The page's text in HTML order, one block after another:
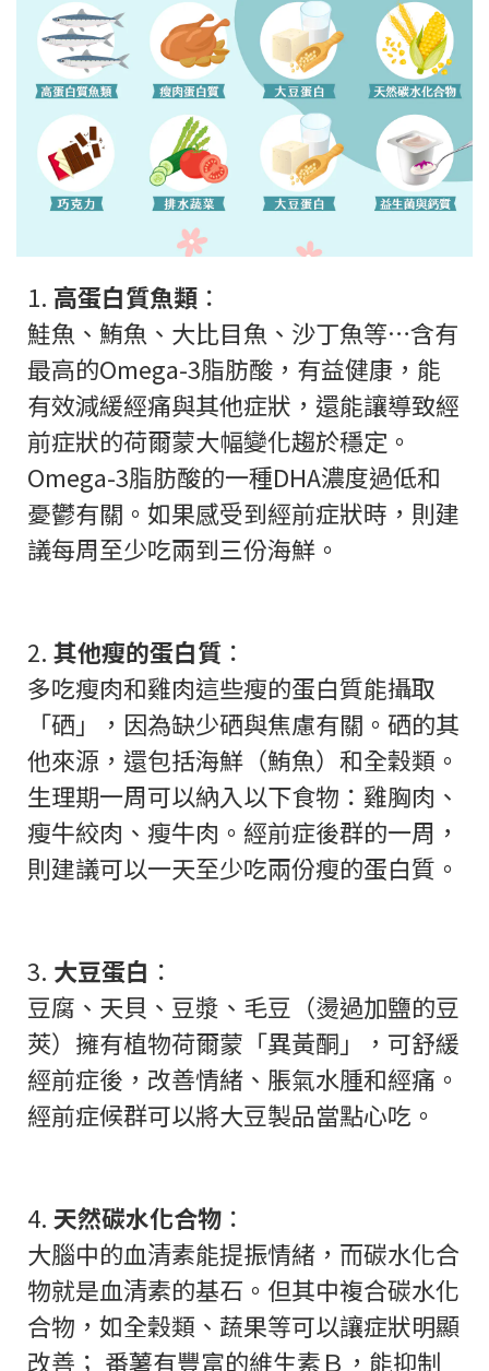
1. 高蛋白質魚類 ：
鮭魚、鮪魚、大比目魚、沙丁魚等…含有
最高的Omega-3脂肪酸，有益健康，能
有效減緩經痛與其他症狀，還能讓導致經
前症狀的荷爾蒙大幅變化趨於穩定。
Omega-3脂肪酸的一種DHA濃度過低和
憂鬱有關。如果感受到經前症狀時，則建
議每周至少吃兩到三份海鮮。
2. 其他瘦的蛋白質 ：
多吃瘦肉和雞肉這些瘦的蛋白質能攝取
「硒」，因為缺少硒與焦慮有關。硒的其
他來源，還包括海鮮（鮪魚）和全穀類。
生理期一周可以納入以下食物：雞胸肉、
瘦牛絞肉、瘦牛肉。經前症後群的一周，
則建議可以一天至少吃兩份瘦的蛋白質。
3. 大豆蛋白 ：
豆腐、天貝、豆漿、毛豆（燙過加鹽的豆
莢）擁有植物荷爾蒙「異黃酮」，可舒緩
經前症後，改善情緒、脹氣水腫和經痛。
經前症候群可以將大豆製品當點心吃。
4. 天然碳水化合物 ：
大腦中的血清素能提振情緒，而碳水化合
物就是血清素的基石。但其中複合碳水化
合物，如全穀類、蔬果等可以讓症狀明顯
改善； 番薯有豐富的維生素Ｂ，能抑制